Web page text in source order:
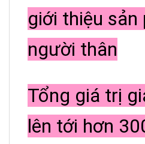
giới thiệu sản
người thân
Tổng giá trị
lên tới hơn